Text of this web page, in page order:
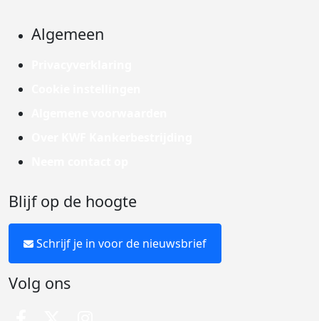
Algemeen
Blijf op de hoogte
Schrijf je in voor de nieuwsbrief
Volg ons